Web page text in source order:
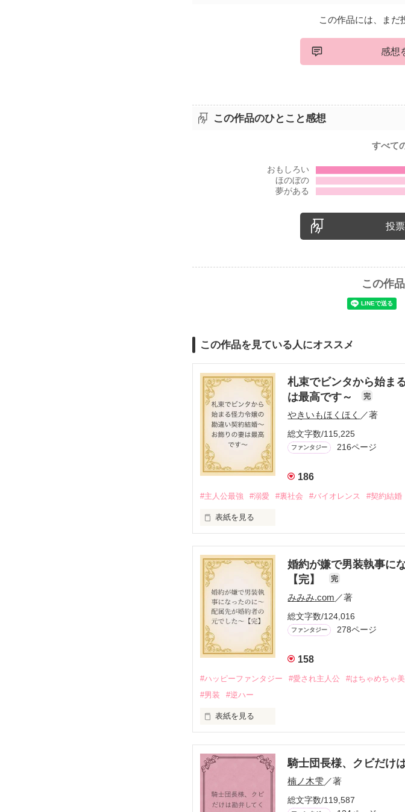
この作品には、まだ
感想
この作品のひとこと感想
すべて
投
この作
この作品を見ている人にオススメ
札束でビンタから始ま
は最高です～
完
やきいもほくほく ／著
総文字数/115,225
ファンタジー 216ページ
186
#主人公最強 #溺愛 #裏社会 #バイオレンス #契約結婚
表紙を見る
うと屋敷を飛び出した。
娼館（たぶん）の店主は札束でビンタしてくる謎の
金と引き換えに雇われたと思いきや……契約結婚だ
裏社会を牛耳るロベールは仮面をつけており、謎
そこでロベールを慕うアリスに一方的に敵視され
勘違いから始まる初夜騒動に危険ばかりの血まみれ
次第にロベールはオリヴィアを気にかけるように
「この金が欲しければ、俺の言うことに従え」
「──はい、喜んで！」
愛を知らない公爵と天然怪力令嬢の溺愛バイオレン
＊この世界のお金はお札にさせてください。
＊なろう、カクヨム、アルファポリス掲載中
婚約が嫌で男装執事に
【完】
完
みみみ.com ／著
総文字数/124,016
ファンタジー 278ページ
158
#ハッピーファンタジー #愛され主人公 #はちゃめちゃ
#男装
#逆ハー
表紙を見る
「いやっほぉぉおお〜い！！！！」
バンジーした侯爵令嬢の先にいたのは
騎士団長様、クビだけ
楠ノ木雫 ／著
総文字数/119,587